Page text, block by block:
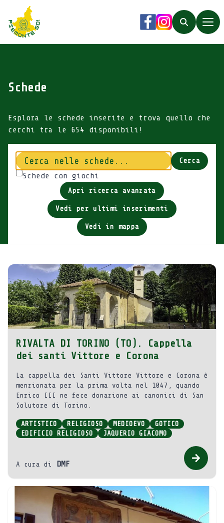
Piemonte Go!
Facebook
Instagram
Search
Schede
Esplora le schede inserite e trova quello che
cerchi tra le 654 disponibili!
Cerca Cerca
Schede con giochi
Apri ricerca avanzata
Vedi per ultimi inserimenti
Vedi in mappa
RIVALTA DI TORINO (TO). Cappella
dei santi Vittore e Corona
La cappella dei Santi Vittore Vittore e Corona è
menzionata per la prima volta nel 1047, quando
Enrico III ne fece donazione ai canonici di San
Solutore di Torino.
ARTISTICO RELIGIOSO MEDIOEVO
GOTICO
EDIFICIO RELIGIOSO
JAQUERIO GIACOMO
A cura di DMF